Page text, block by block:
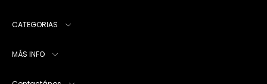
CATEGORIAS
MÁS INFO